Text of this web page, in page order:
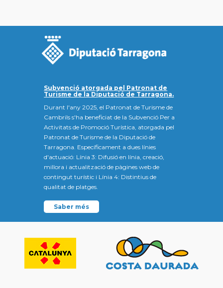
Subvenció atorgada pel Patronat de
Turisme de la Diputació de Tarragona.
Durant l'any 2025, el Patronat de Turisme de
Cambrils s'ha beneficiat de la Subvenció Per a
Activitats de Promoció Turística, atorgada pel
Patronat de Turisme de la Diputació de
Tarragona. Específicament a dues línies
d'actuació: Línia 3: Difusió en línia, creació,
millora i actualització de pàgines web de
contingut turístic i Línia 4: Distintius de
qualitat de platges.
Saber més